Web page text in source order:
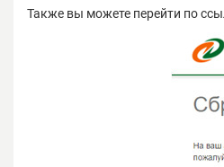
Также вы можете перейти по